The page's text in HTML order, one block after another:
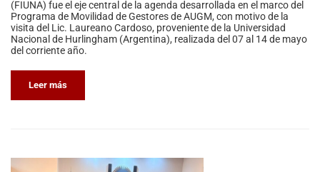
(FIUNA) fue el eje central de la agenda desarrollada en el marco del
Programa de Movilidad de Gestores de AUGM, con motivo de la
visita del Lic. Laureano Cardoso, proveniente de la Universidad
Nacional de Hurlingham (Argentina), realizada del 07 al 14 de mayo
del corriente año.
Leer más